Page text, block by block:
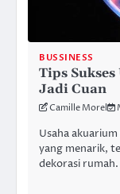
BUSSINESS
Tips
Jadi Cuan
Camille Morel
Usaha
yang menarik,
dekorasi